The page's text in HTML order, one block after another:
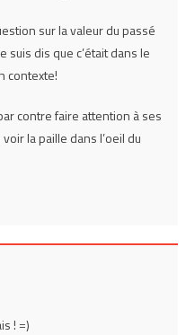
sur la valeur du passé
suis dis que c’était dans le
contexte!
contre faire attention à ses
la paille dans l’oeil du
! =)